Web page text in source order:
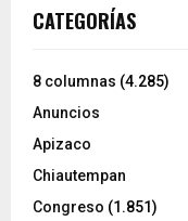
CATEGORÍAS
8 columnas (4.285)
Anuncios
Apizaco
Chiautempan
Congreso (1.851)